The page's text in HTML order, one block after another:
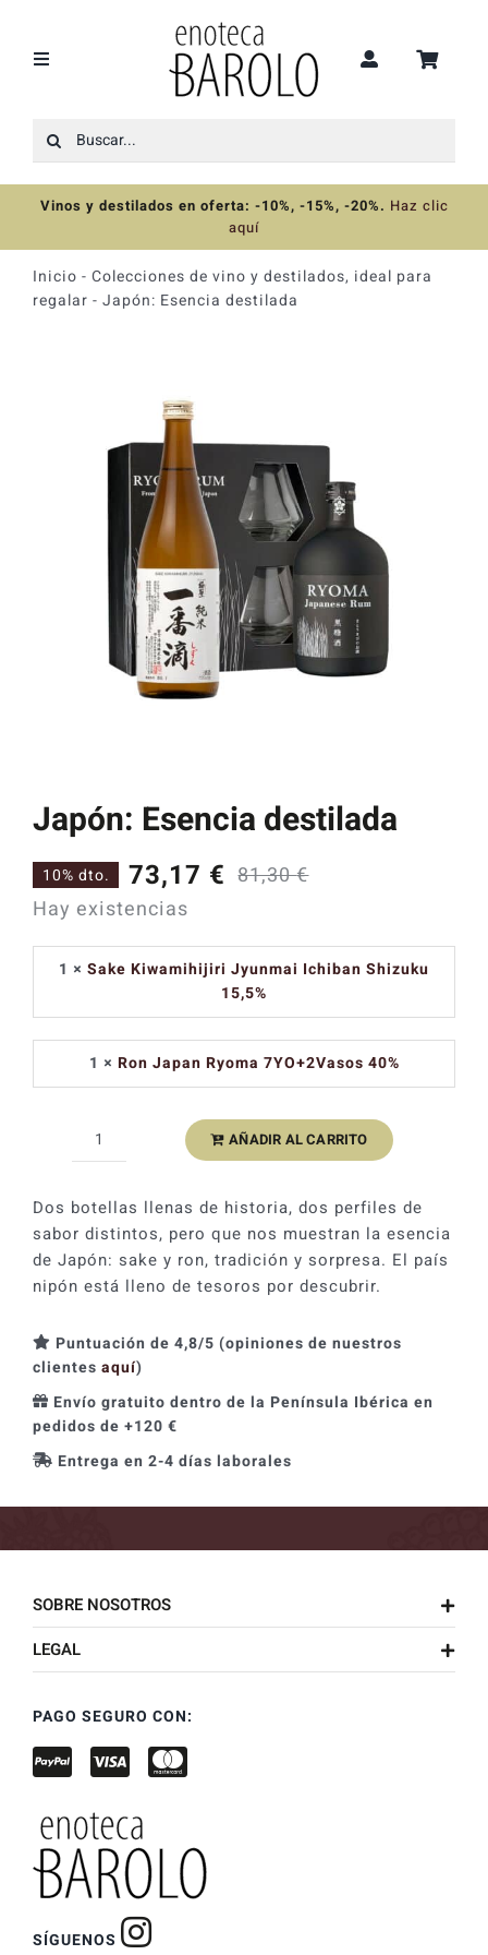
contenido
Toggle
Recomendaciones
Ofertas
Colecciones
Catas y Actividades
Buscar:
Vinos y destilados en oferta: -10%, -15%, -20%. Haz clic
aquí
Inicio - Colecciones de vino y destilados, ideal para
regalar - Japón: Esencia destilada
Japón: Esencia destilada
81,30€
original
era:
81,30 €.
73,17 €
actual
es:
73,17 €.
10% dto.
Hay existencias
1 × Sake Kiwamihijiri Jyunmai Ichiban Shizuku
15,5%
1 × Ron Japan Ryoma 7YO+2Vasos 40%
Japón:
destilada
cantidad
AÑADIR AL CARRITO
Dos botellas llenas de historia, dos perfiles de
sabor distintos, pero que nos muestran la esencia
de Japón: sake y ron, tradición y sorpresa. El país
nipón está lleno de tesoros por descubrir.
Puntuación de 4,8/5 (opiniones de nuestros
clientes aquí)
Envío gratuito dentro de la Península Ibérica en
pedidos de +120 €
Entrega en 2-4 días laborales
SOBRE NOSOTROS
LEGAL
PAGO SEGURO CON:
SÍGUENOS